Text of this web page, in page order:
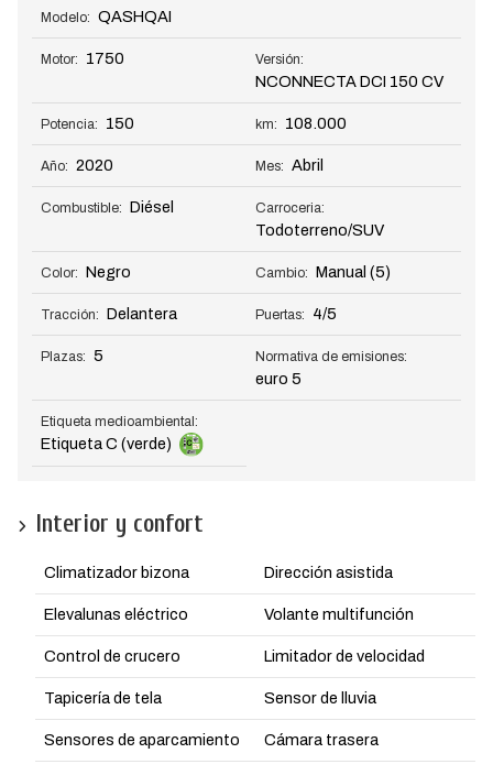
Modelo: QASHQAI
Motor: 1750 Versión:
NCONNECTA DCI 150 CV
Potencia: 150 km: 108.000
Año: 2020 Mes: Abril
Combustible: Diésel Carroceria:
Todoterreno/SUV
Color: Negro Cambio: Manual (5)
Tracción: Delantera Puertas: 4/5
Plazas: 5 Normativa de emisiones:
euro 5
Etiqueta medioambiental:
Etiqueta C (verde)
Interior y confort
Climatizador bizona Dirección asistida
Elevalunas eléctrico Volante multifunción
Control de crucero Limitador de velocidad
Tapicería de tela Sensor de lluvia
Sensores de aparcamiento Cámara trasera